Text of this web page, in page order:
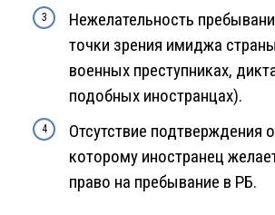
Нежелательность
точки зрения имиджа
военных преступниках,
подобных иностранцах).
Отсутствие подтверждения
которому иностранец
право на пребывание в РБ.